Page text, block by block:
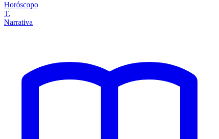
Horóscopo
T.
Narrativa